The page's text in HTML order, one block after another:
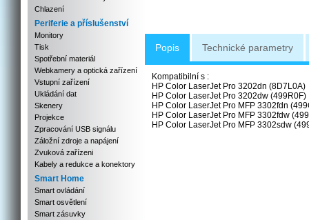
Chlazení
Periferie a příslušenství
Monitory
Tisk
Spotřební materiál
Webkamery a optická zařízení
Vstupní zařízení
Ukládání dat
Skenery
Projekce
Zpracování USB signálu
Záložní zdroje a napájení
Zvuková zařízeni
Kabely a redukce a konektory
Smart Home
Smart ovládání
Smart osvětlení
Smart zásuvky
Popis Technické parametry
Kompatibilní s :
HP Color LaserJet Pro 3202dn (8D7L0A)
HP Color LaserJet Pro 3202dw (499R0F)
HP Color LaserJet Pro MFP 3302fdn
HP Color LaserJet Pro MFP 3302fdw
HP Color LaserJet Pro MFP 3302sdw